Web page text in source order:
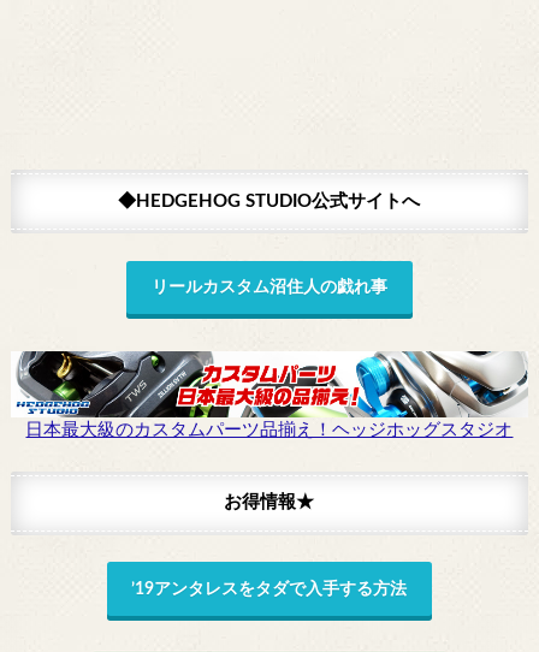
◆HEDGEHOG STUDIO公式サイトへ
リールカスタム沼住人の戯れ事
日本最大級のカスタムパーツ品揃え！ヘッジホッグスタジオ
お得情報★
’19アンタレスをタダで入手する方法